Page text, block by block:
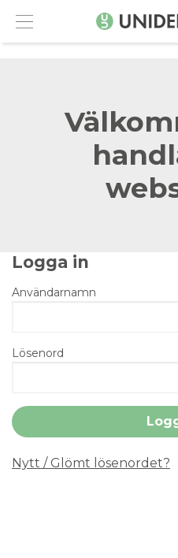
Menu
KONTAKT
Logga in
Användarnamn
Lösenord
Nytt / Glömt lösenordet?